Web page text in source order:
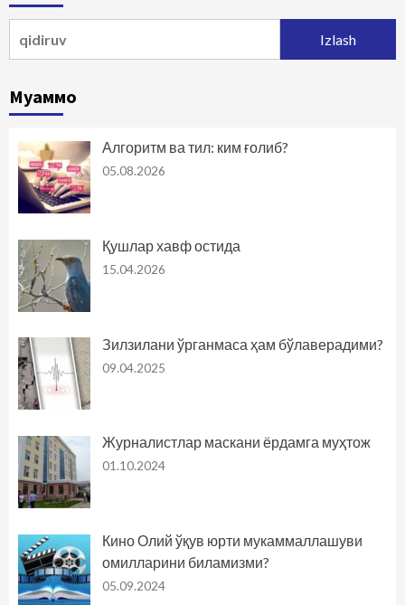
Муаммо
Алгоритм ва тил: ким ғолиб?
05.08.2026
Қушлар хавф остида
15.04.2026
Зилзилани ўрганмаса ҳам бўлаверадими?
09.04.2025
Журналистлар маскани ёрдамга муҳтож
01.10.2024
Кино Олий ўқув юрти мукаммаллашуви
омилларини биламизми?
05.09.2024